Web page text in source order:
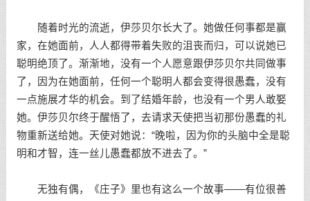
随着时光的流逝，伊莎贝尔长大了。她做任何事都是赢
家，在她面前，人人都得带着失败的沮丧而归，可以说她已
聪明绝顶了。渐渐地，没有一个人愿意跟伊莎贝尔共同做事
了，因为在她面前，任何一个聪明人都会变得很愚蠢，没有
一点施展才华的机会。到了结婚年龄，也没有一个男人敢娶
她。伊莎贝尔终于醒悟了，去请求天使把当初那份愚蠢的礼
物重新送给她。天使对她说：“晚啦，因为你的头脑中全是聪
明和才智，连一丝儿愚蠢都放不进去了。”
无独有偶，《庄子》里也有这么一个故事——有位很善